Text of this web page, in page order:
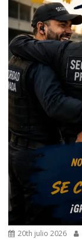
20th julio 2026